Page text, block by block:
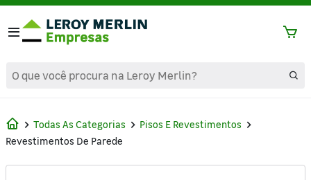
text.skipToContent
text.skipToNavigation
Todas As Categorias
Pisos E Revestimentos
Revestimentos De Parede